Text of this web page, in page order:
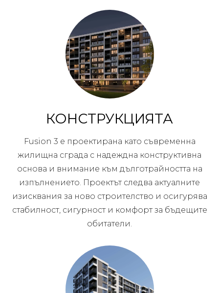
КОНСТРУКЦИЯТА
Fusion 3 е проектирана като съвременна
жилищна сграда с надеждна конструктивна
основа и внимание към дълготрайността на
изпълнението. Проектът следва актуалните
изисквания за ново строителство и осигурява
стабилност, сигурност и комфорт за бъдещите
обитатели.